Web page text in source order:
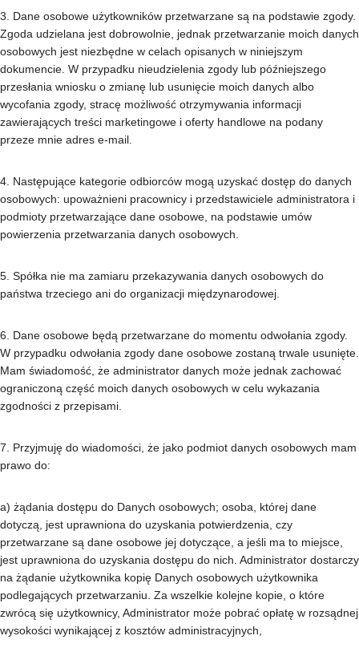
3. Dane osobowe użytkowników przetwarzane są na podstawie zgody.
Zgoda udzielana jest dobrowolnie, jednak przetwarzanie moich danych
osobowych jest niezbędne w celach opisanych w niniejszym
dokumencie. W przypadku nieudzielenia zgody lub późniejszego
przesłania wniosku o zmianę lub usunięcie moich danych albo
wycofania zgody, stracę możliwość otrzymywania informacji
zawierających treści marketingowe i oferty handlowe na podany
przeze mnie adres e‑mail.
4. Następujące kategorie odbiorców mogą uzyskać dostęp do danych
osobowych: upoważnieni pracownicy i przedstawiciele administratora i
podmioty przetwarzające dane osobowe, na podstawie umów
powierzenia przetwarzania danych osobowych.
5. Spółka nie ma zamiaru przekazywania danych osobowych do
państwa trzeciego ani do organizacji międzynarodowej.
6. Dane osobowe będą przetwarzane do momentu odwołania zgody.
W przypadku odwołania zgody dane osobowe zostaną trwale usunięte.
Mam świadomość, że administrator danych może jednak zachować
ograniczoną część moich danych osobowych w celu wykazania
zgodności z przepisami.
7. Przyjmuję do wiadomości, że jako podmiot danych osobowych mam
prawo do:
a) żądania dostępu do Danych osobowych; osoba, której dane
dotyczą, jest uprawniona do uzyskania potwierdzenia, czy
przetwarzane są dane osobowe jej dotyczące, a jeśli ma to miejsce,
jest uprawniona do uzyskania dostępu do nich. Administrator dostarczy
na żądanie użytkownika kopię Danych osobowych użytkownika
podlegających przetwarzaniu. Za wszelkie kolejne kopie, o które
zwrócą się użytkownicy, Administrator może pobrać opłatę w rozsądnej
wysokości wynikającej z kosztów administracyjnych,